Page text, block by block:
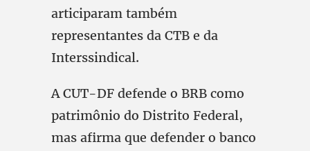
articiparam também
representantes da CTB e da
Interssindical.
A CUT-DF defende o BRB como
patrimônio do Distrito Federal,
mas afirma que defender o banco